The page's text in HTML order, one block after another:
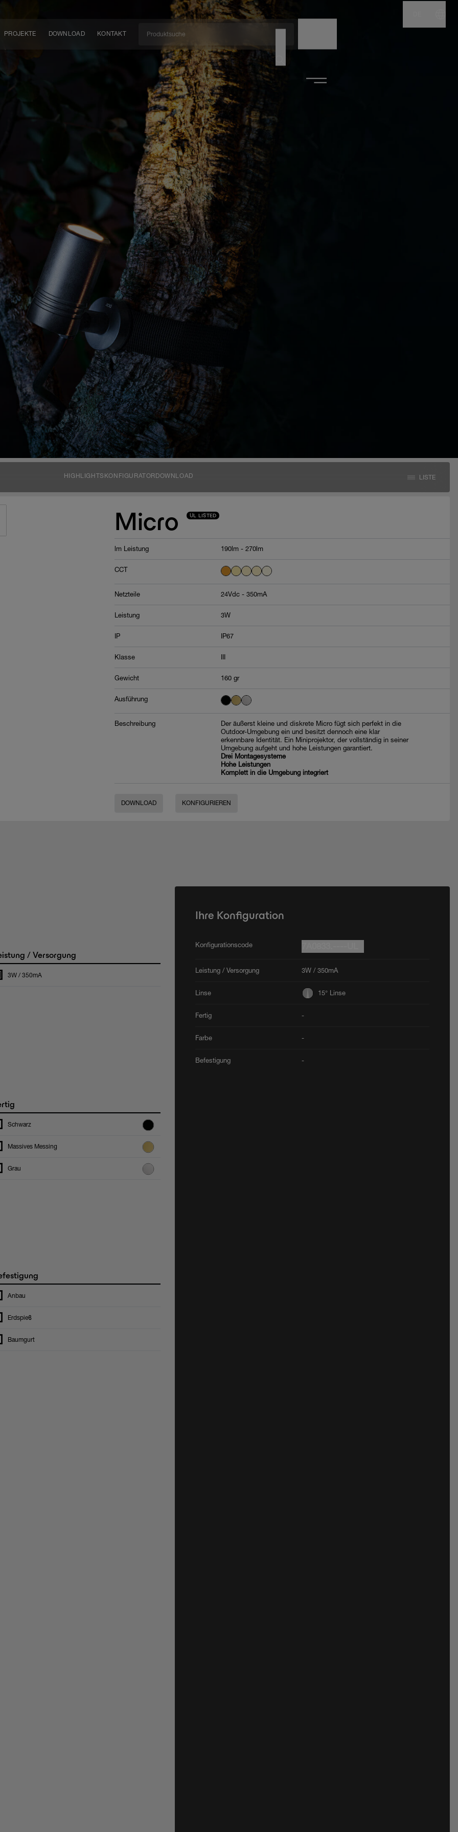
PROJEKTE DOWNLOAD KONTAKT
NAME
HIGHLIGHTS KONFIGURATOR DOWNLOAD LISTE
Micro UL LISTED
lm Leistung 190lm - 270lm
CCT
Netzteile 24Vdc - 350mA
Leistung 3W
IP IP67
Klasse
Gewicht 160 gr
Ausführung
Beschreibung
Der äußerst kleine und diskrete Micro fügt sich perfekt in die
Outdoor-Umgebung ein und besitzt dennoch eine klar
erkennbare Identität. Ein Miniprojektor, der vollständig in seiner
Umgebung aufgeht und hohe Leistungen garantiert.
Drei Montagesysteme
Hohe Leistungen
Komplett in die Umgebung integriert
DOWNLOAD KONFIGURIEREN
/ Versorgung
3W / 350mA
Schwarz
Massives Messing
Grau
Anbau
Erdspieϐ
Baumgurt
Ihre Konfiguration
Konfigurationscode
Leistung / Versorgung 3W / 350mA
Linse 15° Linse
Fertig -
Farbe -
Befestigung -